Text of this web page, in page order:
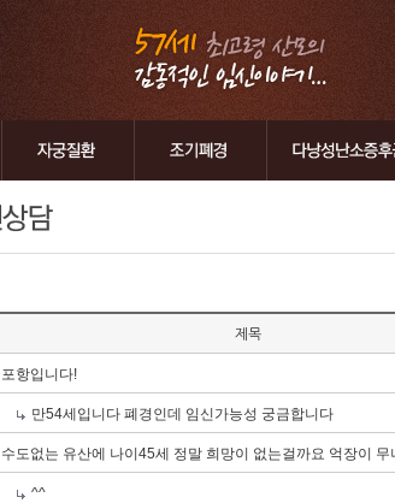
제목
포항입니다!
만54세입니다 폐경인데 임신가능성 궁금합니다
수도없는 유산에 나이45세 정말 희망이 없는걸까요 억장이
^^